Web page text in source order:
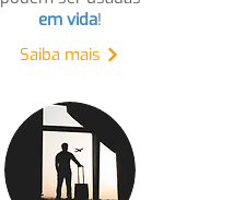
em vida!
Saiba mais